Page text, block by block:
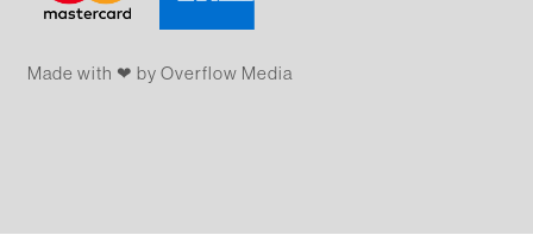
Made with ❤ by Overflow​​ Media